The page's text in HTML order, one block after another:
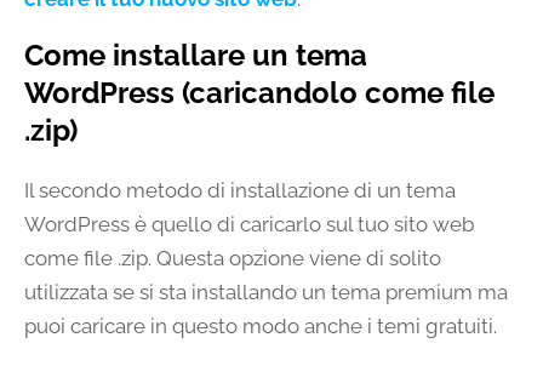
Come installare un tema
WordPress (caricandolo come file
.zip)
Il secondo metodo di installazione di un tema
WordPress è quello di caricarlo sul tuo sito web
come file .zip. Questa opzione viene di solito
utilizzata se si sta installando un tema premium ma
puoi caricare in questo modo anche i temi gratuiti.